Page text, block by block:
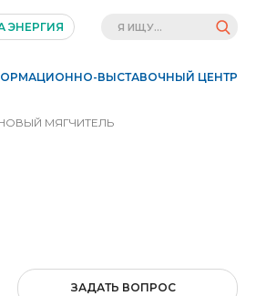
ЭНЕРГИЯ
ВЫСТАВОЧНЫЙ ЦЕНТР
МЯГЧИТЕЛЬ
ЗАДАТЬ ВОПРОС